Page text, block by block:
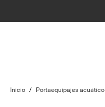
Inicio / Portaequipajes acuático